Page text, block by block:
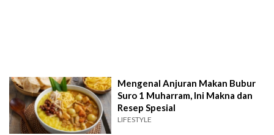
Mengenal Anjuran Makan Bubur
Suro 1 Muharram, Ini Makna dan
Resep Spesial
LIFESTYLE